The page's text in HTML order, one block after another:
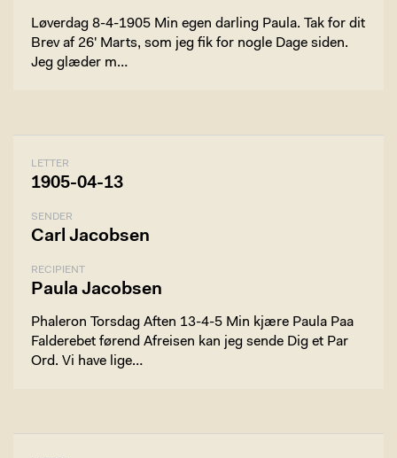
Løverdag 8-4-1905 Min egen darling Paula. Tak for dit
Brev af 26' Marts, som jeg fik for nogle Dage siden.
Jeg glæder m…
LETTER
1905-04-13
SENDER
Carl Jacobsen
RECIPIENT
Paula Jacobsen
Phaleron Torsdag Aften 13-4-5 Min kjære Paula Paa
Falderebet førend Afreisen kan jeg sende Dig et Par
Ord. Vi have lige…